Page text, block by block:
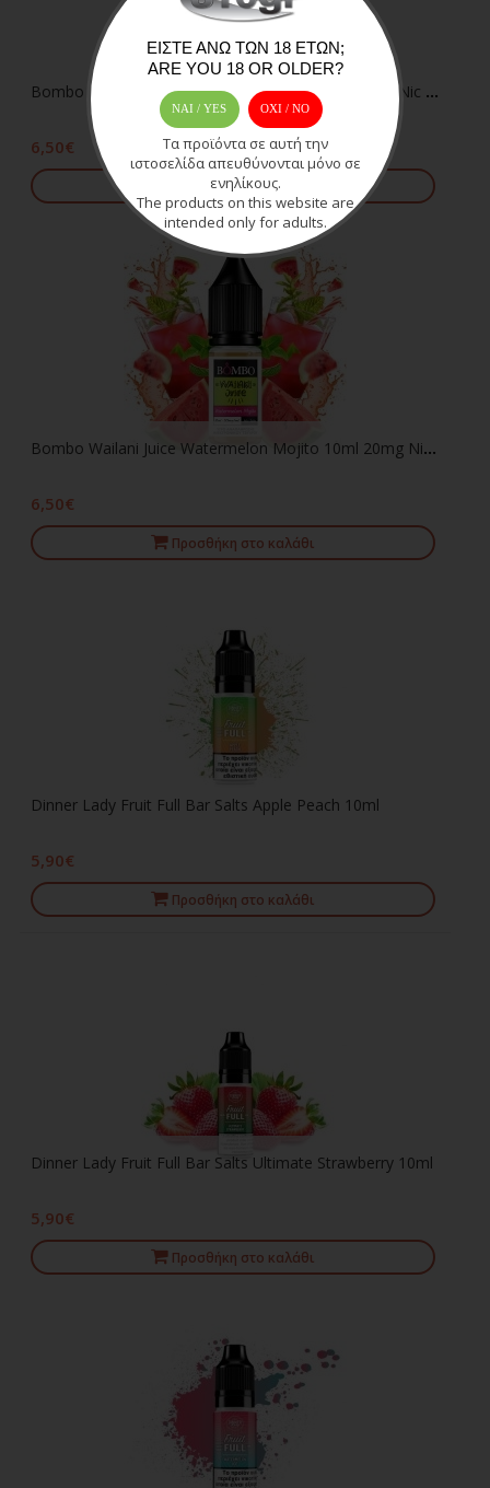
Bombo Wailani Juice Peach and Mango 10ml 20mg Nic Salts
6,50€
Προσθήκη στο καλάθι
Bombo Wailani Juice Watermelon Mojito 10ml 20mg Nic Salts
6,50€
Προσθήκη στο καλάθι
Dinner Lady Fruit Full Bar Salts Apple Peach 10ml
5,90€
Προσθήκη στο καλάθι
Dinner Lady Fruit Full Bar Salts Ultimate Strawberry 10ml
5,90€
Προσθήκη στο καλάθι
ΕΊΣΤΕ ΆΝΩ ΤΩΝ 18 ΕΤΏΝ;
ARE YOU 18 OR OLDER?
ΝΑΙ / YES OXI / ΝΟ
Τα προϊόντα σε αυτή την
ιστοσελίδα απευθύνονται μόνο σε
ενηλίκους.
The products on this website are
intended only for adults.